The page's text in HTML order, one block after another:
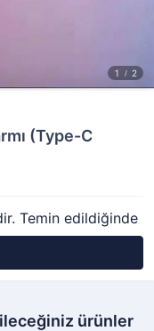
(Type-C
Temin edildiğinde
ürünler